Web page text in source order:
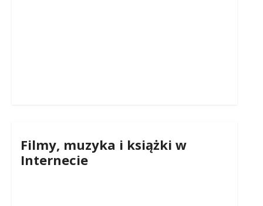
Filmy, muzyka i książki w
Internecie